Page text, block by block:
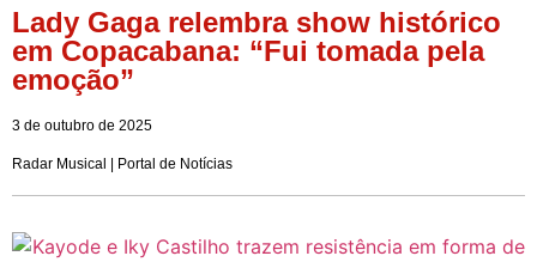
Lady Gaga relembra show histórico
em Copacabana: “Fui tomada pela
emoção”
3 de outubro de 2025
Radar Musical | Portal de Notícias